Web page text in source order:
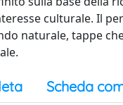
culturale. Il
naturale, tappe
Scheda